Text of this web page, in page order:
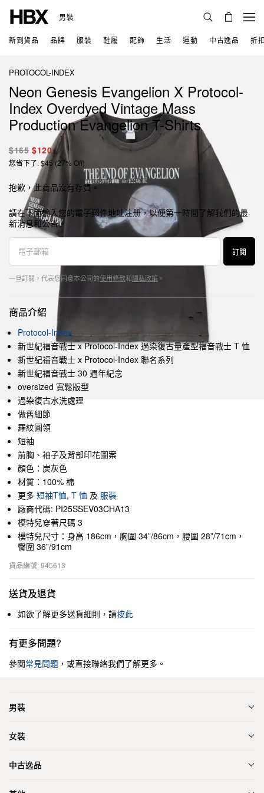
男裝
新到貨品 品牌 服裝 鞋履 配飾 生活 運動 中古逸品 折
PROTOCOL-INDEX
Neon Genesis Evangelion X Protocol-
Index Overdyed Vintage Mass
Production Evangelion T-Shirts
$165 $120
您省下了: $45 (27% Off)
抱歉，此商品沒有存貨。
請在下面輸入您的電子郵件地址注册，以便第一時間了解我們的最
新消息和公告。
訂閱
一旦訂閱，代表您同意本公司的使用條款和隱私政策 。
商品介紹
Protocol-Index
新世紀福音戰士 x Protocol-Index 過染復古量產型福音戰士 T 恤
新世紀福音戰士 x Protocol-Index 聯名系列
新世紀福音戰士 30 週年紀念
oversized 寬鬆版型
過染復古水洗處理
做舊細節
羅紋圓領
短袖
前胸、袖子及背部印花圖案
顏色：炭灰色
材質：100% 棉
更多 短袖T恤, T 恤 及 服裝
廠商代碼: PI25SSEV03CHA13
模特兒穿著尺碼 3
模特兒尺寸：身高 186cm，胸圍 34”/86cm，腰圍 28”/71cm，
臀圍 36”/91cm
貨品編號: 945613
送貨及退貨
如欲了解更多送貨細則，請按此
有更多問題?
參閱常見問題 ，或直接聯絡我們了解更多。
男裝
女裝
中古逸品